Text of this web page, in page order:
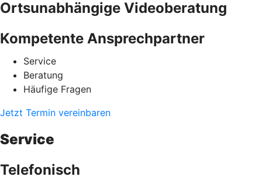
Ortsunabhängige Videoberatung
Kompetente Ansprechpartner
Service
Beratung
Häufige Fragen
Jetzt Termin vereinbaren
Service
Telefonisch